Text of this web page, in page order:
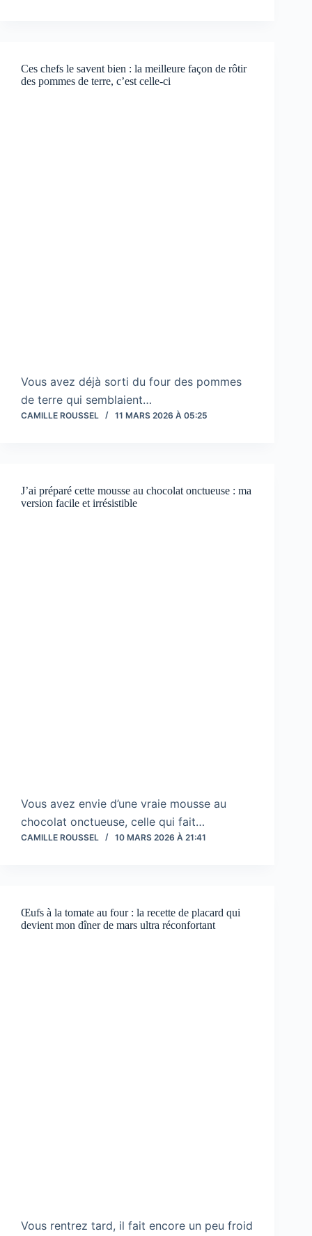
Ces chefs le savent bien : la meilleure façon de rôtir
des pommes de terre, c’est celle-ci
Vous avez déjà sorti du four des pommes
de terre qui semblaient…
CAMILLE ROUSSEL 11 MARS 2026 À 05:25
J’ai préparé cette mousse au chocolat onctueuse : ma
version facile et irrésistible
Vous avez envie d’une vraie mousse au
chocolat onctueuse, celle qui fait…
CAMILLE ROUSSEL 10 MARS 2026 À 21:41
Œufs à la tomate au four : la recette de placard qui
devient mon dîner de mars ultra réconfortant
Vous rentrez tard, il fait encore un peu froid